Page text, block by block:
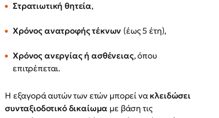
Στρατιωτική θητεία,
Χρόνος ανατροφής τέκνων (έως 5 έτη),
Χρόνος ανεργίας ή ασθένειας, όπου
επιτρέπεται.
Η εξαγορά αυτών των ετών μπορεί νακλειδώσει
συνταξιοδοτικό δικαίωμα με βάση τις